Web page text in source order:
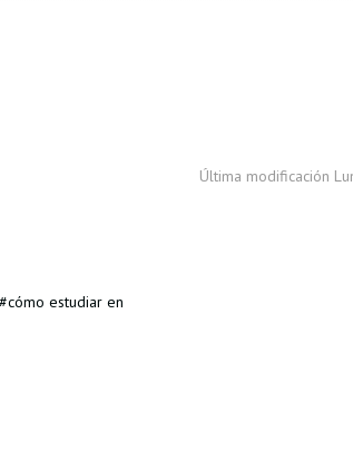
Última modificación
cómo estudiar en